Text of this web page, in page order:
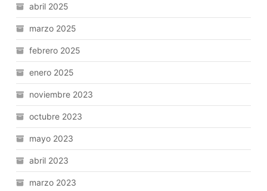
abril 2025
marzo 2025
febrero 2025
enero 2025
noviembre 2023
octubre 2023
mayo 2023
abril 2023
marzo 2023